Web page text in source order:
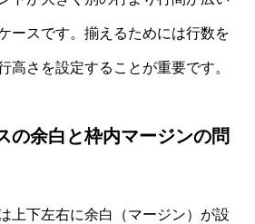
ースです。揃えるためには行数を
高さを設定することが重要です。
の余白と枠内マージンの問
上下左右に余白（マージン）が設